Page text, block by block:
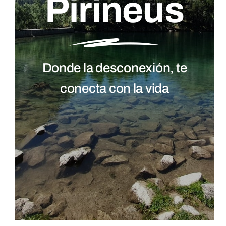
Pirineus
Donde la desconexión, te
conecta con la vida